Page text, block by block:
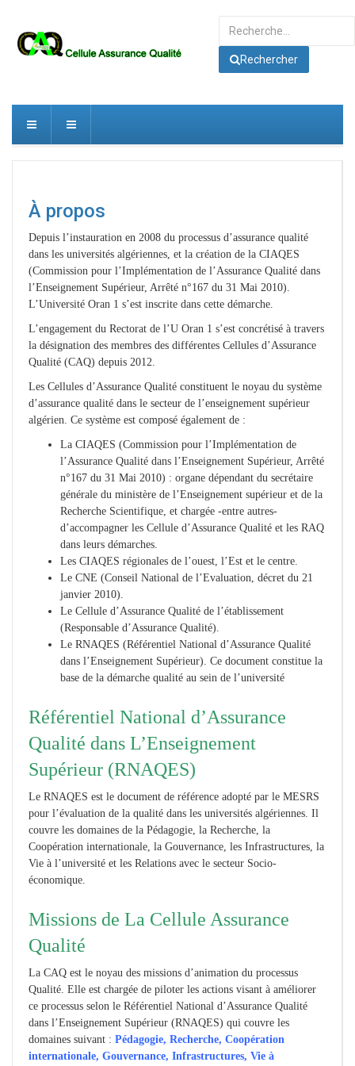
Rechercher
Rechercher
À propos
Depuis l’instauration en 2008 du processus d’assurance qualité
dans les universités algériennes, et la création de la CIAQES
(Commission pour l’Implémentation de l’Assurance Qualité dans
l’Enseignement Supérieur, Arrêté n°167 du 31 Mai 2010).
L’Université Oran 1 s’est inscrite dans cette démarche.
L’engagement du Rectorat de l’U Oran 1 s’est concrétisé à travers
la désignation des membres des différentes Cellules d’Assurance
Qualité (CAQ) depuis 2012.
Les Cellules d’Assurance Qualité constituent le noyau du système
d’assurance qualité dans le secteur de l’enseignement supérieur
algérien. Ce système est composé également de :
La CIAQES (Commission pour l’Implémentation de
l’Assurance Qualité dans l’Enseignement Supérieur, Arrêté
n°167 du 31 Mai 2010) : organe dépendant du secrétaire
générale du ministère de l’Enseignement supérieur et de la
Recherche Scientifique, et chargée -entre autres-
d’accompagner les Cellule d’Assurance Qualité et les RAQ
dans leurs démarches.
Les CIAQES régionales de l’ouest, l’Est et le centre.
Le CNE (Conseil National de l’Evaluation, décret du 21
janvier 2010).
Le Cellule d’Assurance Qualité de l’établissement
(Responsable d’Assurance Qualité).
Le RNAQES (Référentiel National d’Assurance Qualité
dans l’Enseignement Supérieur). Ce document constitue la
base de la démarche qualité au sein de l’université
Référentiel National d’Assurance
Qualité dans L’Enseignement
Supérieur (RNAQES)
Le RNAQES est le document de référence adopté par le MESRS
pour l’évaluation de la qualité dans les universités algériennes. Il
couvre les domaines de la Pédagogie, la Recherche, la
Coopération internationale, la Gouvernance, les Infrastructures, la
Vie à l’université et les Relations avec le secteur Socio-
économique.
Missions de La Cellule Assurance
Qualité
La CAQ est le noyau des missions d’animation du processus
Qualité. Elle est chargée de piloter les actions visant à améliorer
ce processus selon le Référentiel National d’Assurance Qualité
dans l’Enseignement Supérieur (RNAQES) qui couvre les
domaines suivant : Pédagogie, Recherche, Coopération
internationale, Gouvernance, Infrastructures, Vie à